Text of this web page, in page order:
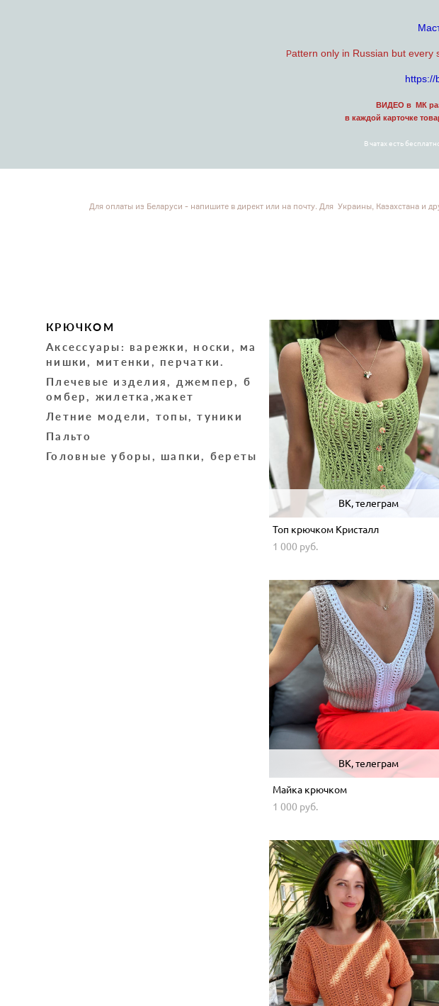
Pattern only in Russian but every
https://
ВИДЕО в МК
в каждой карточке
В чатах есть
Для оплаты из Беларуси - напишите в директ или на почту. Для Украины, Казахстана и
КРЮЧКОМ
Аксессуары: варежки, носки, ма
нишки, митенки, перчатки.
Плечевые изделия, джемпер, б
омбер, жилетка,жакет
Летние модели, топы, туники
Пальто
Головные уборы, шапки, береты
ВК, телеграм
Топ крючком Кристалл
1 000 pуб.
ВК, телеграм
Майка крючком
1 000 pуб.